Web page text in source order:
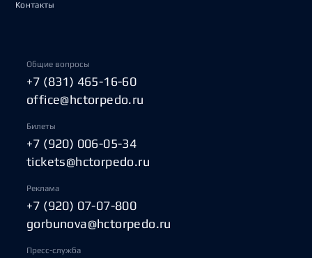
Контакты
Общие вопросы
+7 (831) 465-16-60
office@hctorpedo.ru
Билеты
+7 (920) 006-05-34
tickets@hctorpedo.ru
Реклама
+7 (920) 07-07-800
gorbunova@hctorpedo.ru
Пресс-служба